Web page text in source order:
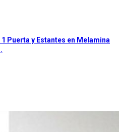
Puerta y Estantes en Melamina